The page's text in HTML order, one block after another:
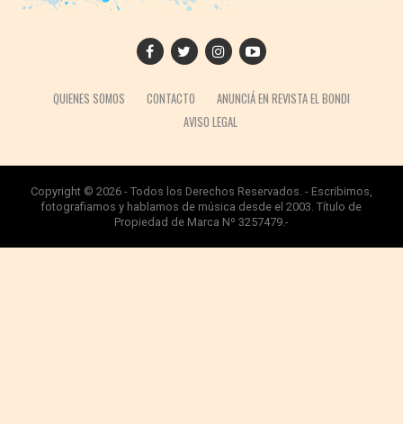
QUIENES SOMOS CONTACTO
ANUNCIÁ EN REVISTA EL BONDI
AVISO LEGAL
Copyright © 2026 - Todos los Derechos Reservados. - Escribimos,
fotografiamos y hablamos de música desde el 2003. Título de
Propiedad de Marca Nº 3257479.-